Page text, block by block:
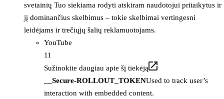
svetainių Tuo siekiama rodyti atskiram naudotojui pritaikytus ir
jį dominančius skelbimus – tokie skelbimai vertingesni
leidėjams ir trečiųjų šalių reklamuotojams.
YouTube
11
Sužinokite daugiau apie šį tiekėją
__Secure-ROLLOUT_TOKENUsed to track user’s
interaction with embedded content.